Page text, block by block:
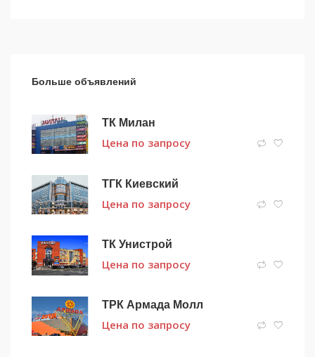
Больше объявлений
ТК Милан
Цена по запросу
ТГК Киевский
Цена по запросу
ТК Унистрой
Цена по запросу
ТРК Армада Молл
Цена по запросу